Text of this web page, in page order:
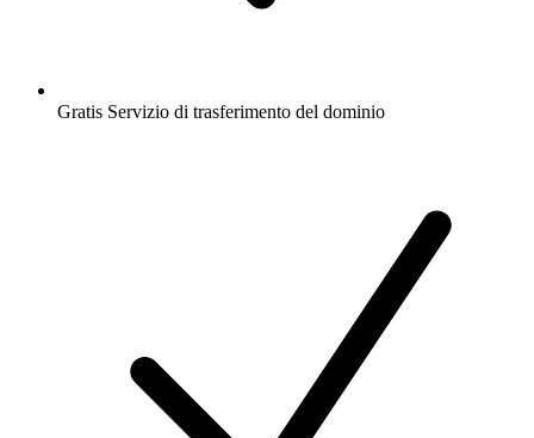
Gratis Servizio di trasferimento del dominio